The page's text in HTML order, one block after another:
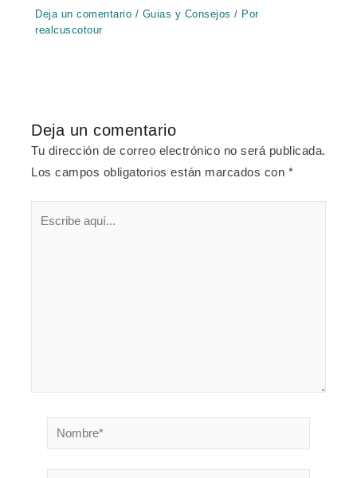
Deja un comentario / Guias y Consejos / Por
realcuscotour
Deja un comentario
Tu dirección de correo electrónico no será publicada.
Los campos obligatorios están marcados con *
Nombre*